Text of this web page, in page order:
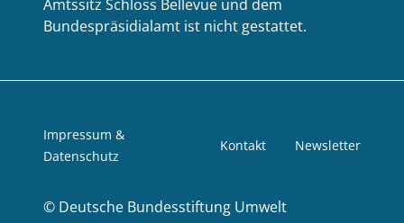
Amtssitz Schloss Bellevue und dem
Bundespräsidialamt ist nicht gestattet.
© Deutsche Bundesstiftung Umwelt
Impressum &
Datenschutz
Kontakt Newsletter